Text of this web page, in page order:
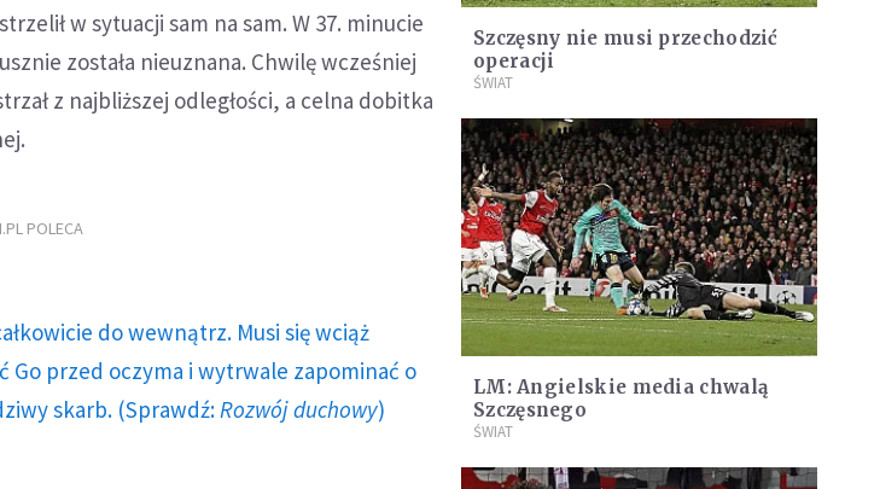
w sytuacji sam na sam. W 37. minucie
została nieuznana. Chwilę wcześniej
z najbliższej odległości, a celna dobitka
POLECA
do wewnątrz. Musi się wciąż
Go przed oczyma i wytrwale zapominać o
skarb. (Sprawdź: Rozwój duchowy)
Szczęsny nie musi przechodzić
operacji
ŚWIAT
LM: Angielskie media chwalą
Szczęsnego
ŚWIAT